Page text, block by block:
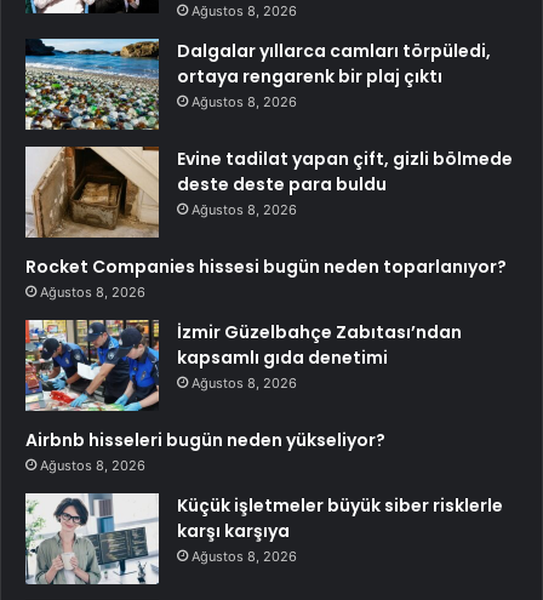
Ağustos 8, 2026
Dalgalar yıllarca camları törpüledi,
ortaya rengarenk bir plaj çıktı
Ağustos 8, 2026
Evine tadilat yapan çift, gizli bölmede
deste deste para buldu
Ağustos 8, 2026
Rocket Companies hissesi bugün neden toparlanıyor?
Ağustos 8, 2026
İzmir Güzelbahçe Zabıtası’ndan
kapsamlı gıda denetimi
Ağustos 8, 2026
Airbnb hisseleri bugün neden yükseliyor?
Ağustos 8, 2026
Küçük işletmeler büyük siber risklerle
karşı karşıya
Ağustos 8, 2026